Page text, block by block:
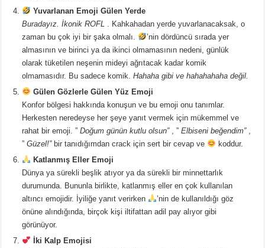
Yuvarlanan Emoji Gülen Yerde
Buradayız. İkonik ROFL
. Kahkahadan yerde yuvarlanacaksak, o
zaman bu çok iyi bir şaka olmalı.
’nin dördüncü sırada yer
almasının ve birinci ya da ikinci olmamasının nedeni, günlük
olarak tüketilen neşenin mideyi ağrıtacak kadar komik
olmamasıdır. Bu sadece komik.Hahaha gibi ve hahahahaha değil.
Gülen Gözlerle Gülen Yüz Emoji
Konfor bölgesi hakkında konuşun ve bu emoji onu tanımlar.
Herkesten neredeyse her şeye yanıt vermek için mükemmel ve
rahat bir emoji. ”Doğum günün kutlu olsun”, ”Elbiseni beğendim”,
”Güzel!”bir tanıdığımdan crack için sert bir cevap ve
koddur.
Katlanmış Eller Emoji
Dünya ya sürekli beşlik atıyor ya da sürekli bir minnettarlık
durumunda. Bununla birlikte, katlanmış eller en çok kullanılan
altıncı emojidir. İyiliğe yanıt verirken
’nin de kullanıldığı göz
önüne alındığında, birçok kişi iltifattan adil pay alıyor gibi
görünüyor.
İki Kalp Emojisi